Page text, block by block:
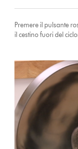
Premere il pulsante
il cestino fuori del